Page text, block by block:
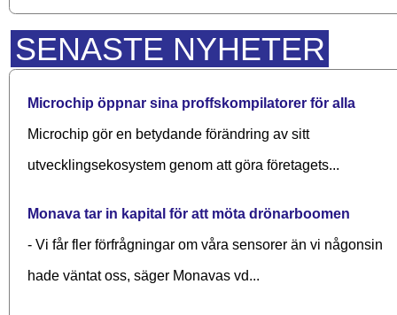
SENASTE NYHETER
Microchip öppnar sina proffskompilatorer för alla
Microchip gör en betydande förändring av sitt
utvecklingsekosystem genom att göra företagets...
Monava tar in kapital för att möta drönarboomen
- Vi får fler förfrågningar om våra sensorer än vi någonsin
hade väntat oss, säger Monavas vd...